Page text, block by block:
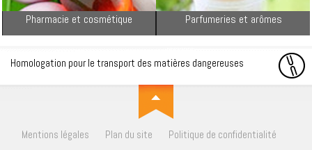
Pharmacie et cosmétique Parfumeries et arômes
Homologation pour le transport des matières dangereuses
Mentions légales Plan du site
Politique de confidentialité